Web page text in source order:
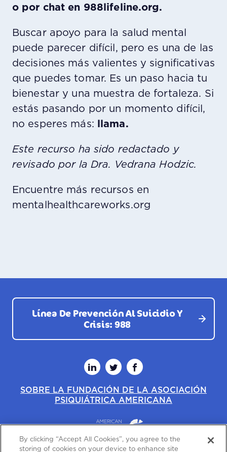
o por chat en 988lifeline.org.
Buscar apoyo para la salud mental
puede parecer difícil, pero es una de las
decisiones más valientes y significativas
que puedes tomar. Es un paso hacia tu
bienestar y una muestra de fortaleza. Si
estás pasando por un momento difícil,
no esperes más: llama.
Este recurso ha sido redactado y
revisado por la Dra. Vedrana Hodzic.
Encuentre más recursos en
mentalhealthcareworks.org
Línea De Prevención Al Suicidio Y
Crisis: 988
LinkedinTwitterFacebook
SOBRE LA FUNDACIÓN DE LA ASOCIACIÓN
PSIQUIÁTRICA AMERICANA
By clicking “Accept All Cookies”, you agree to the
storing of cookies on your device to enhance site